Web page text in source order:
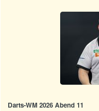
Darts-WM 2026 Abend 11